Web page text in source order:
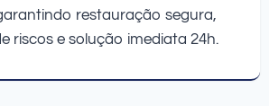
restauração segura,
riscos e solução imediata 24h.